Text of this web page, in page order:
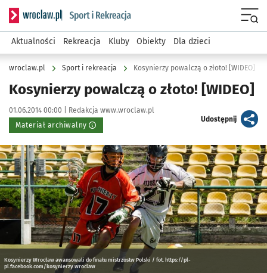
Serwis informacyjny wroclaw.pl podserwis: Sport i rekreacja
Aktualności Rekreacja Kluby Obiekty Dla dzieci
wroclaw.pl Sport i rekreacja Kosynierzy powalczą o złoto! [WIDEO]
Kosynierzy powalczą o złoto! [WIDEO]
Data publikacji:
01.06.2014 00:00 | Autor:
Redakcja www.wroclaw.pl
Materiał archiwalny
Udostępnijartykuł
Kliknij, aby powiększyć
Kosynierzy Wrocław awansowali do finału mistrzostw Polski / fot. https://pl-
pl.facebook.com/kosynierzy.wroclaw